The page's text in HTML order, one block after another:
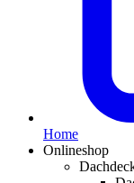
Home
Onlineshop